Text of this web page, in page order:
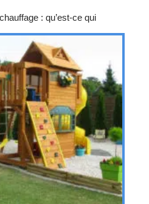
: qu’est-ce qui